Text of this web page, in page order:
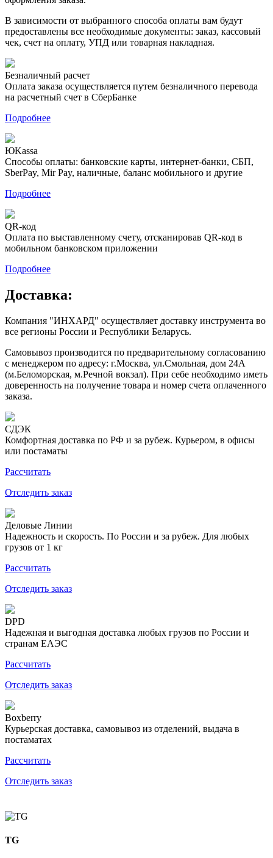
В зависимости от выбранного способа оплаты вам будут
предоставлены все необходимые документы: заказ, кассовый
чек, счет на оплату, УПД или товарная накладная.
Безналичный расчет
Оплата заказа осуществляется путем безналичного перевода
на расчетный счет в СберБанке
Подробнее
ЮKassa
Способы оплаты: банковские карты, интернет-банки, СБП,
SberPay, Mir Pay, наличные, баланс мобильного и другие
Подробнее
QR-код
Оплата по выставленному счету, отсканировав QR-код в
мобильном банковском приложении
Подробнее
Доставка:
Компания "ИНХАРД" осуществляет доставку инструмента во
все регионы России и Республики Беларусь.
Самовывоз производится по предварительному согласованию
с менеджером по адресу: г.Москва, ул.Смольная, дом 24А
(м.Беломорская, м.Речной вокзал). При себе необходимо иметь
доверенность на получение товара и номер счета оплаченного
заказа.
СДЭК
Комфортная доставка по РФ и за рубеж. Курьером, в офисы
или постаматы
Рассчитать
Отследить заказ
Деловые Линии
Надежность и скорость. По России и за рубеж. Для любых
грузов от 1 кг
Рассчитать
Отследить заказ
DPD
Надежная и выгодная доставка любых грузов по России и
странам ЕАЭС
Рассчитать
Отследить заказ
Boxberry
Курьерская доставка, самовывоз из отделений, выдача в
постаматах
Рассчитать
Отследить заказ
TG